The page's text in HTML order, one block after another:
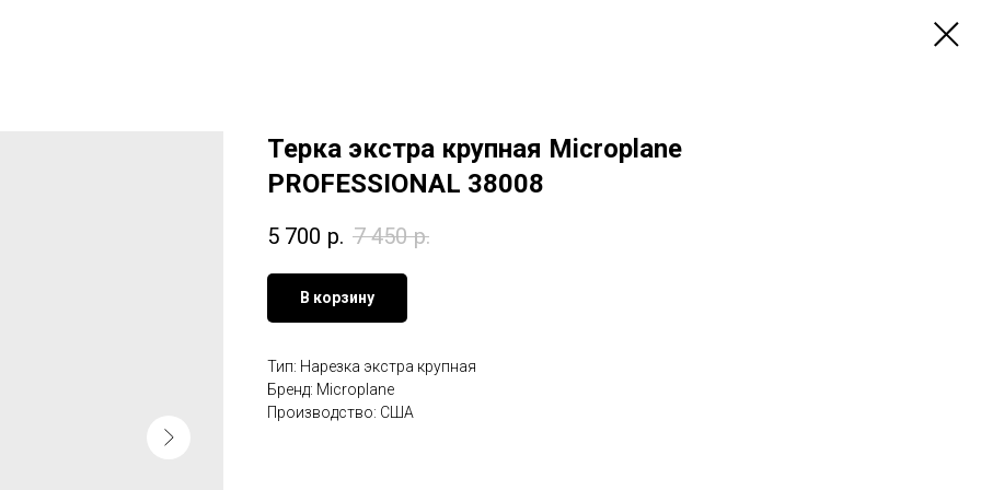
Терка экстра крупная Microplane
PROFESSIONAL 38008
5 700 р. 7 450 р.
В корзину
Тип: Нарезка экстра крупная
Бренд: Microplane
Производство: США